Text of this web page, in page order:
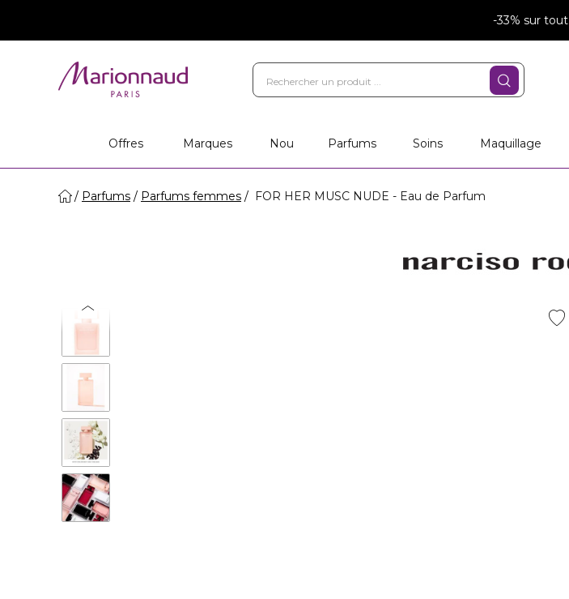
-33% sur tout
Offres
Marques Nou Parfums Soins Maquillage
Parfums Parfums femmes FOR HER MUSC NUDE - Eau de Parfum